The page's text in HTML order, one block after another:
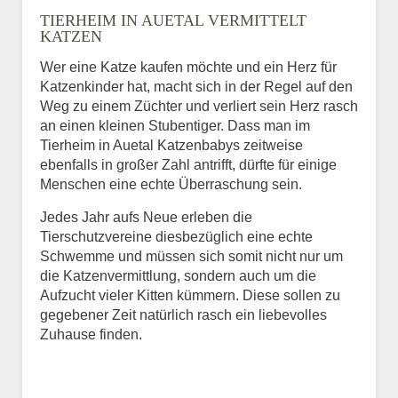
BILD HOCHLADEN
Vermisst seit
Ort des Verschwindens
TIERHEIM IN AUETAL VERMITTELT
KATZEN
Wer eine Katze kaufen möchte und ein Herz für
Katzenkinder hat, macht sich in der Regel auf den
Weg zu einem Züchter und verliert sein Herz rasch
an einen kleinen Stubentiger. Dass man im
Tierheim in Auetal Katzenbabys zeitweise
ebenfalls in großer Zahl antrifft, dürfte für einige
Menschen eine echte Überraschung sein.
Jedes Jahr aufs Neue erleben die
Tierschutzvereine diesbezüglich eine echte
Schwemme und müssen sich somit nicht nur um
die Katzenvermittlung, sondern auch um die
Aufzucht vieler Kitten kümmern. Diese sollen zu
gegebener Zeit natürlich rasch ein liebevolles
Zuhause finden.